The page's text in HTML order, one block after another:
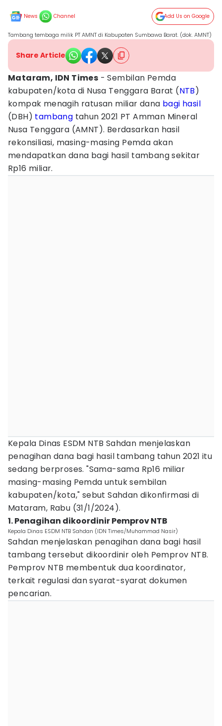
News Channel Add Us on Google
Tambang tembaga milik PT AMNT di Kabupaten Sumbawa Barat. (dok. AMNT)
Share Article
Mataram, IDN Times - Sembilan Pemda
kabupaten/kota di Nusa Tenggara Barat (NTB)
kompak menagih ratusan miliar dana bagi hasil
(DBH) tambang tahun 2021 PT Amman Mineral
Nusa Tenggara (AMNT). Berdasarkan hasil
rekonsiliasi, masing-masing Pemda akan
mendapatkan dana bagi hasil tambang sekitar
Rp16 miliar.
Kepala Dinas ESDM NTB Sahdan menjelaskan
penagihan dana bagi hasil tambang tahun 2021 itu
sedang berproses. "Sama-sama Rp16 miliar
masing-masing Pemda untuk sembilan
kabupaten/kota," sebut Sahdan dikonfirmasi di
Mataram, Rabu (31/1/2024).
1. Penagihan dikoordinir Pemprov NTB
Kepala Dinas ESDM NTB Sahdan (IDN Times/Muhammad Nasir)
Sahdan menjelaskan penagihan dana bagi hasil
tambang tersebut dikoordinir oleh Pemprov NTB.
Pemprov NTB membentuk dua koordinator,
terkait regulasi dan syarat-syarat dokumen
pencarian.